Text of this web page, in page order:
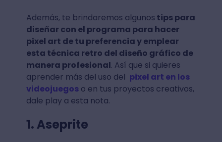
Además, te brindaremos algunos tips para
diseñar con el programa para hacer
pixel art de tu preferencia y emplear
esta técnica retro del diseño gráfico de
manera profesional. Así que si quieres
aprender más del uso del pixel art en los
videojuegoso en tus proyectos creativos,
dale play a esta nota.
1. Aseprite